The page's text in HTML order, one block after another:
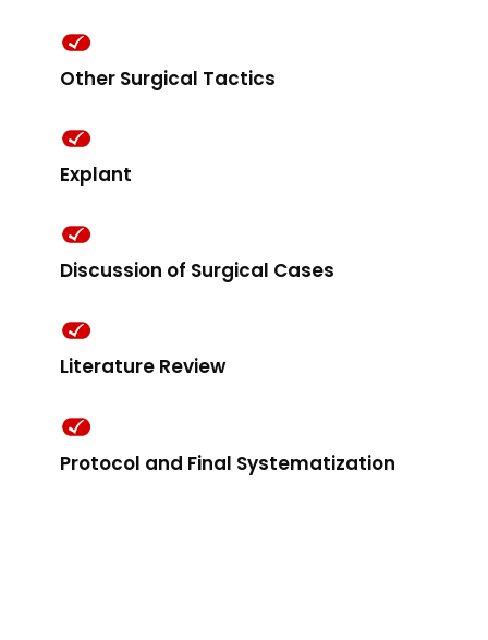
Other Surgical Tactics
Explant
Discussion of Surgical Cases
Literature Review
Protocol and Final Systematization